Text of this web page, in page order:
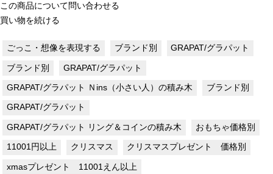
この商品について問い合わせる
買い物を続ける
ごっこ・想像を表現する ブランド別 GRAPAT/グラパット
ブランド別 GRAPAT/グラパット
GRAPAT/グラパット Ｎins（小さい人）の積み木 ブランド別
GRAPAT/グラパット
GRAPAT/グラパット リング＆コインの積み木 おもちゃ価格別
11001円以上 クリスマス クリスマスプレゼント 価格別
xmasプレゼント 11001えん以上